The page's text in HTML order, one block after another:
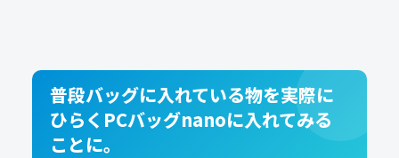
普段バッグに入れている物を実際に
ひらくPCバッグnanoに入れてみる
ことに。